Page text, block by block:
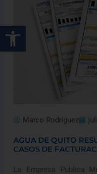
Abrir barra
Marco Rodriguez
AGUA DE QUITO
CASOS DE
La Empresa Pública